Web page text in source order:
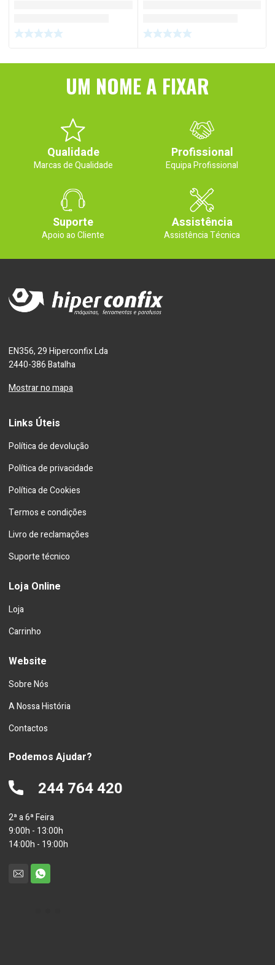
UM NOME A FIXAR
Qualidade
Marcas de Qualidade
Profissional
Equipa Profissional
Suporte
Apoio ao Cliente
Assistência
Assistência Técnica
EN356, 29 Hiperconfix Lda
2440-386 Batalha
Mostrar no mapa
Links Úteis
Política de devolução
Política de privacidade
Política de Cookies
Termos e condições
Livro de reclamações
Suporte técnico
Loja Online
Loja
Carrinho
Website
Sobre Nós
A Nossa História
Contactos
Podemos Ajudar?
244 764 420
2ª a 6ª Feira
9:00h - 13:00h
14:00h - 19:00h